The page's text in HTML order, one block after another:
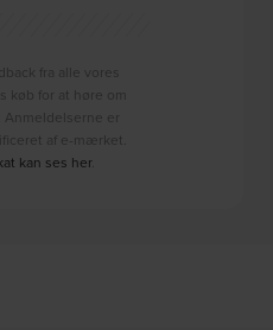
fra alle vores
for at høre om
er
af e-mærket.
kan ses her.